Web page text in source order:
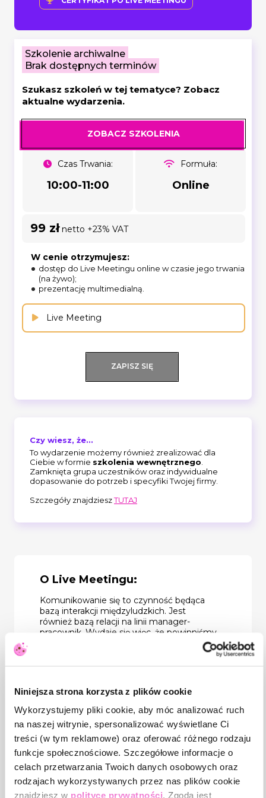
Niniejsza strona korzysta z plików cookie
Wykorzystujemy pliki cookie, aby móc analizować ruch
na naszej witrynie, spersonalizować wyświetlane Ci
treści (w tym reklamowe) oraz oferować różnego rodzaju
funkcje społecznościowe. Szczegółowe informacje o
celach przetwarzania Twoich danych osobowych oraz
rodzajach wykorzystywanych przez nas plików cookie
znajdziesz w polityce prywatności. Zgoda jest
Szkolenie archiwalne
Brak dostępnych terminów
Szukasz szkoleń w tej tematyce? Zobacz
aktualne wydarzenia.
ZOBACZ SZKOLENIA
Czas Trwania:
10:00-11:00
Formuła:
Online
99 złnetto +23% VAT
W cenie otrzymujesz:
dostęp do Live Meetingu online w czasie jego trwania
(na żywo);
prezentację multimedialną.
Live Meeting
ZAPISZ SIĘ
Czy wiesz, że...
To wydarzenie możemy również zrealizować dla
Ciebie w formie szkolenia wewnętrznego
Zamknięta grupa uczestników oraz indywidualne
dopasowanie do potrzeb i specyfiki Twojej firmy.
Szczegóły znajdzieszTUTAJ
O Live Meetingu:
Komunikowanie się to czynność będąca
bazą interakcji międzyludzkich. Jest
również bazą relacji na linii manager-
pracownik. Wydaje się więc, że powinniśmy
W trakcie tego spotkania powiem, w jakie
pułapki komunikacyjne mamy tendencję
nieświadomie wpadać, zarówno z
perspektywy managera, jak i pracownika.
Biorąc udział w naszym Live Meetingu
zobaczysz, w jaki sposób znajomość
modeli rozmów managerskich wesprze Cię
jako managera w budowaniu efektywnej
komunikacji z pracownikiem.